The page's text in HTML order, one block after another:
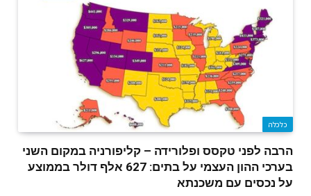
כלכלה
הרבה לפני טקסס ופלורידה – קליפורניה במקום השני
בערכי ההון העצמי על בתים: 627 אלף דולר בממוצע
על נכסים עם משכנתא